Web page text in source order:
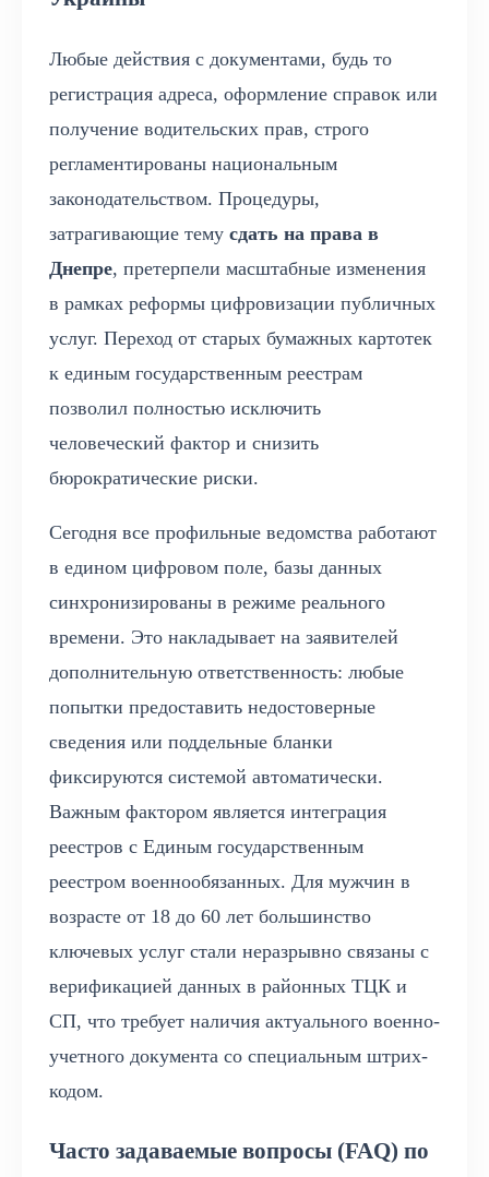
Любые действия с документами, будь то
регистрация адреса, оформление справок или
получение водительских прав, строго
регламентированы национальным
законодательством. Процедуры,
затрагивающие тему сдать на права в
Днепре, претерпели масштабные изменения
в рамках реформы цифровизации публичных
услуг. Переход от старых бумажных картотек
к единым государственным реестрам
позволил полностью исключить
человеческий фактор и снизить
бюрократические риски.
Сегодня все профильные ведомства работают
в едином цифровом поле, базы данных
синхронизированы в режиме реального
времени. Это накладывает на заявителей
дополнительную ответственность: любые
попытки предоставить недостоверные
сведения или поддельные бланки
фиксируются системой автоматически.
Важным фактором является интеграция
реестров с Единым государственным
реестром военнообязанных. Для мужчин в
возрасте от 18 до 60 лет большинство
ключевых услуг стали неразрывно связаны с
верификацией данных в районных ТЦК и
СП, что требует наличия актуального военно-
учетного документа со специальным штрих-
кодом.
Часто задаваемые вопросы (FAQ) по